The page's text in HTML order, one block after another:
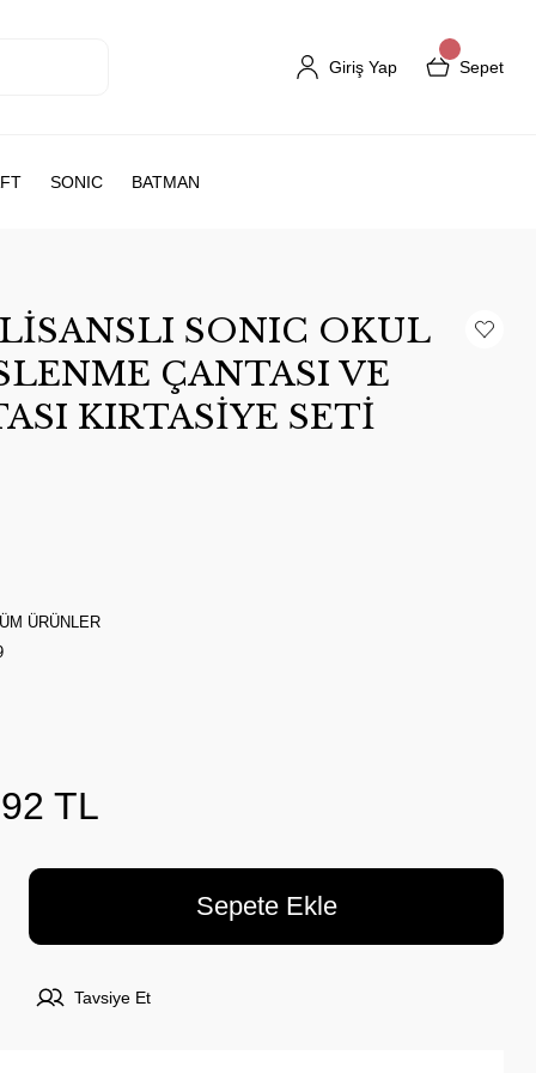
Giriş Yap Sepet
SONIC BATMAN
SONIC OKUL
ÇANTASI VE
KIRTASİYE SETİ
ÜRÜNLER
TL
Sepete Ekle
Tavsiye Et